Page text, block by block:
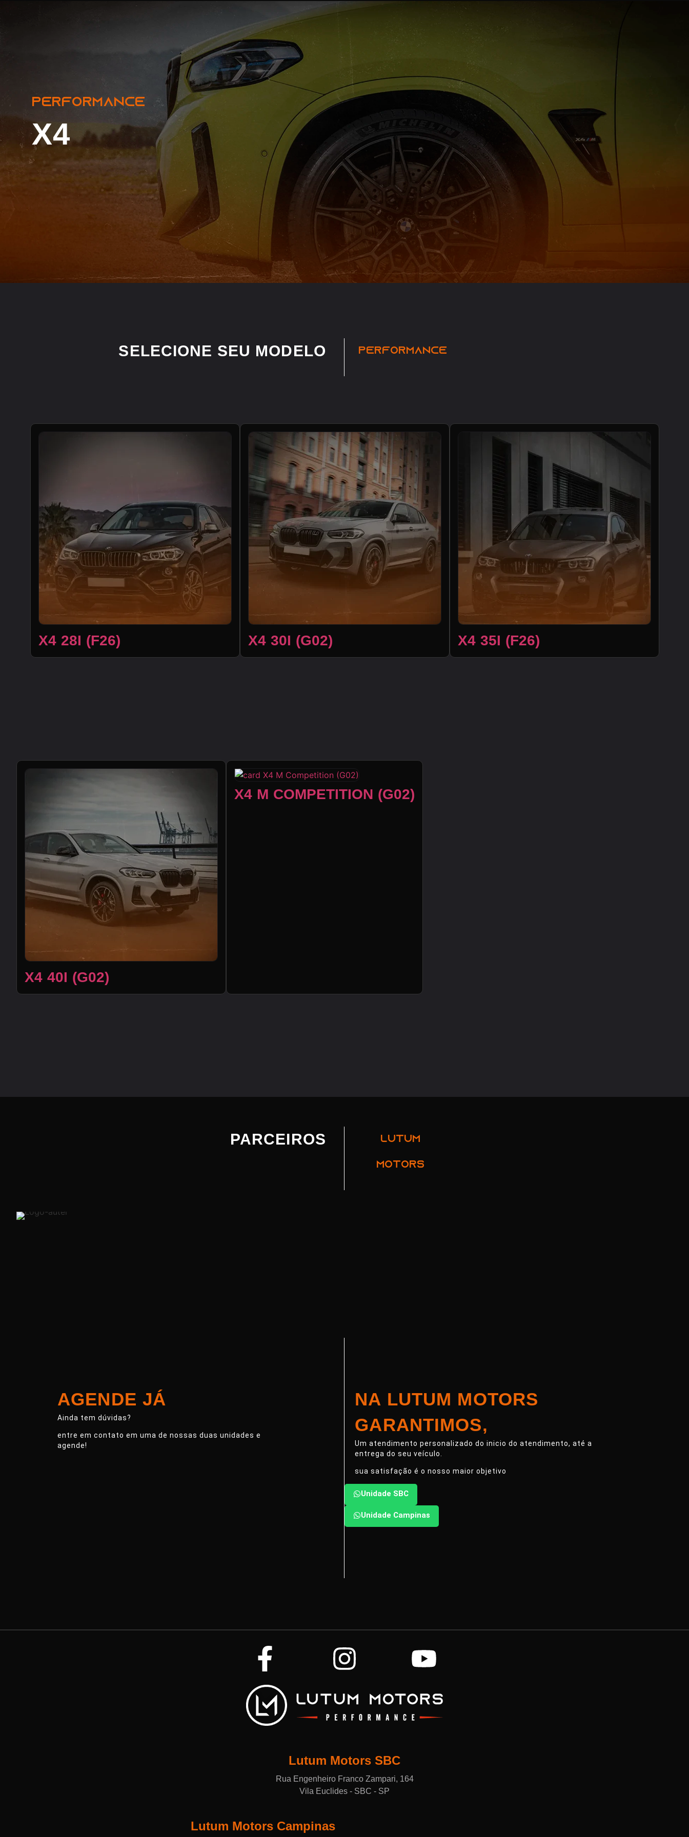
PERFORMANCE
X4
SELECIONE SEU MODELO PERFORMANCE
X4 28I (F26) X4 30I (G02) X4 35I (F26)
X4 40I (G02)
X4 M COMPETITION (G02)
PARCEIROS LUTUM
MOTORS
AGENDE JÁ
Ainda tem dúvidas?
entre em contato em uma de nossas duas unidades e
agende!
NA LUTUM MOTORS
GARANTIMOS,
Um atendimento personalizado do inicio do atendimento, até a
entrega do seu veículo.
sua satisfação é o nosso maior objetivo
Unidade SBC
Unidade Campinas
Lutum Motors SBC
Rua Engenheiro Franco Zampari, 164
Vila Euclides - SBC - SP
Lutum Motors Campinas